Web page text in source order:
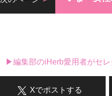
▶編集部のiHerb愛用者がセレ
Xでポストする